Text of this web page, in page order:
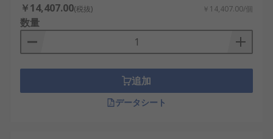
￥14,407.00(税抜) ￥14,407.00/個
数量
追加
データシート